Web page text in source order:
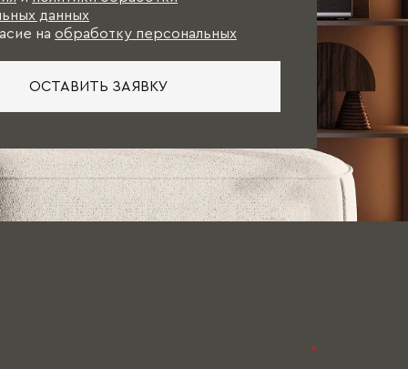
данных
на обработку персональных
ОСТАВИТЬ ЗАЯВКУ
*